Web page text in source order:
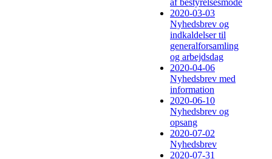
2020-03-03
Nyhedsbrev og
indkaldelser til
generalforsamling
og arbejdsdag
2020-04-06
Nyhedsbrev med
information
2020-06-10
Nyhedsbrev og
opsang
2020-07-02
Nyhedsbrev
2020-07-31